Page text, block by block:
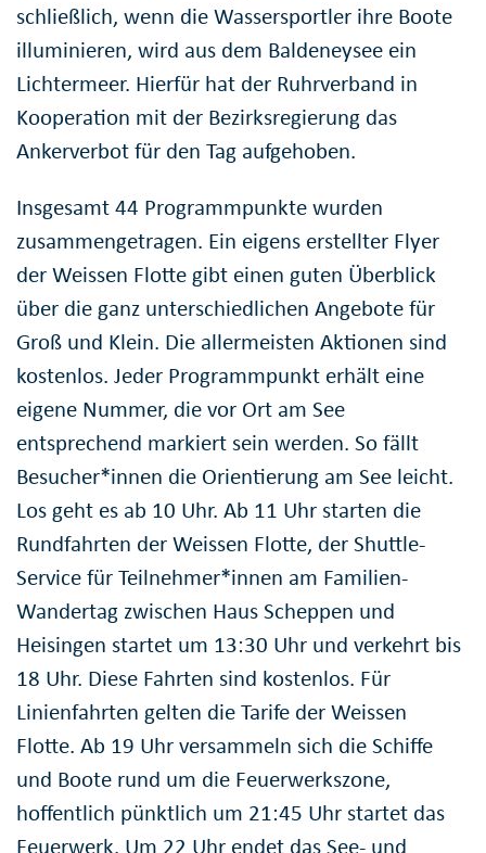
schließlich, wenn die Wassersportler ihre Boote
illuminieren, wird aus dem Baldeneysee ein
Lichtermeer. Hierfür hat der Ruhrverband in
Kooperation mit der Bezirksregierung das
Ankerverbot für den Tag aufgehoben.
Insgesamt 44 Programmpunkte wurden
zusammengetragen. Ein eigens erstellter Flyer
der Weissen Flotte gibt einen guten Überblick
über die ganz unterschiedlichen Angebote für
Groß und Klein. Die allermeisten Aktionen sind
kostenlos. Jeder Programmpunkt erhält eine
eigene Nummer, die vor Ort am See
entsprechend markiert sein werden. So fällt
Besucher*innen die Orientierung am See leicht.
Los geht es ab 10 Uhr. Ab 11 Uhr starten die
Rundfahrten der Weissen Flotte, der Shuttle-
Service für Teilnehmer*innen am Familien-
Wandertag zwischen Haus Scheppen und
Heisingen startet um 13:30 Uhr und verkehrt bis
18 Uhr. Diese Fahrten sind kostenlos. Für
Linienfahrten gelten die Tarife der Weissen
Flotte. Ab 19 Uhr versammeln sich die Schiffe
und Boote rund um die Feuerwerkszone,
hoffentlich pünktlich um 21:45 Uhr startet das
Feuerwerk. Um 22 Uhr endet das See- und